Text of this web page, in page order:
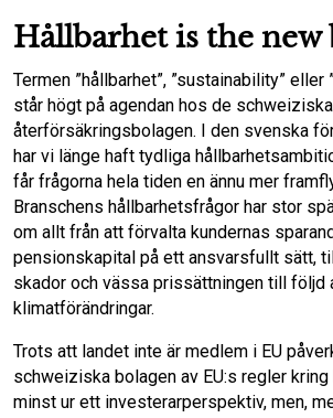
Hållbarhet is the new
Termen ”hållbarhet”, ”sustainability” eller
står högt på agendan hos de
återförsäkringsbolagen. I den svenska
har vi länge haft tydliga
får frågorna hela tiden en ännu mer
Branschens hållbarhetsfrågor har stor
om allt från att förvalta kundernas
pensionskapital på ett ansvarsfullt sätt,
skador och vässa prissättningen till följd
klimatförändringar.
Trots att landet inte är medlem i EU
schweiziska bolagen av EU:s regler
minst ur ett investerarperspektiv, men,